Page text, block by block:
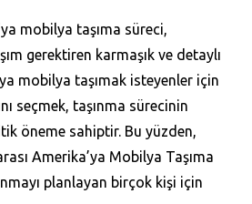
mobilya taşıma süreci,
gerektiren karmaşık ve detaylı
mobilya taşımak isteyenler için
seçmek, taşınma sürecinin
öneme sahiptir. Bu yüzden,
Amerika’ya Mobilya Taşıma
planlayan birçok kişi için